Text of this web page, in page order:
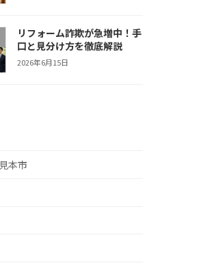
リフォーム詐欺が急増中！手
口と見分け方を徹底解説
2026年6月15日
本市